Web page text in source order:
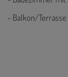
- Balkon/Terrasse